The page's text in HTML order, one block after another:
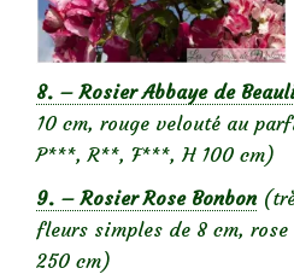
8. – Rosier Abbaye de
10 cm, rouge velouté au
P***, R**, F***, H 100 cm)
9. – Rosier Rose Bonbon
fleurs simples de 8 cm,
250 cm)